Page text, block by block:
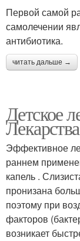
Первой самой
самолечении
антибиотика.
читать дальше →
Детское
Эффективное
раннем
капель .
пронизана
поэтому при
факторов
возникает